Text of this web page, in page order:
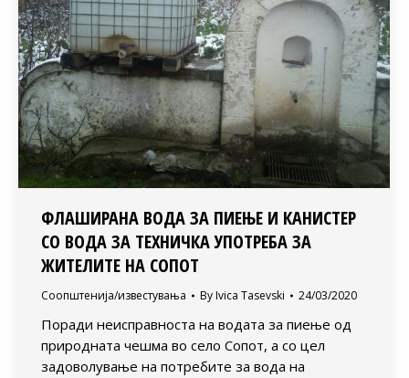
ФЛАШИРАНА ВОДА ЗА ПИЕЊЕ И КАНИСТЕР
СО ВОДА ЗА ТЕХНИЧКА УПОТРЕБА ЗА
ЖИТЕЛИТЕ НА СОПОТ
Соопштенија/известувања By Ivica Tasevski 24/03/2020
Поради неисправноста на водата за пиење од
природната чешма во село Сопот, а со цел
задоволување на потребите за вода на